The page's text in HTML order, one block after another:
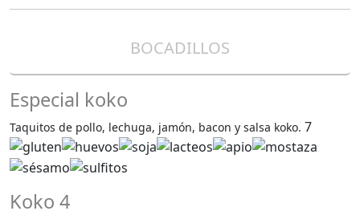
BOCADILLOS
Especial koko
Taquitos de pollo, lechuga, jamón, bacon y salsa koko. 7
Koko 4